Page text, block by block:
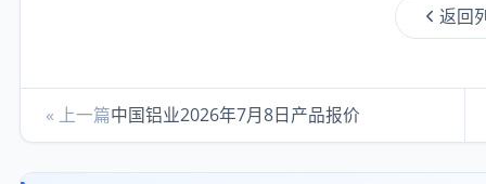
返回
« 上一篇中国铝业2026年7月8日产品报价